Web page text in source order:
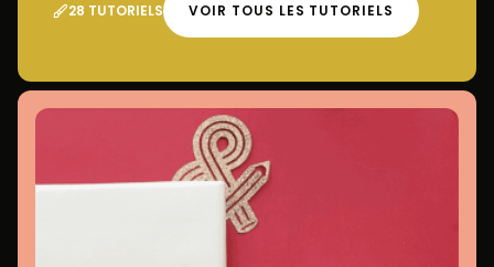
28 TUTORIELS VOIR TOUS LES TUTORIELS